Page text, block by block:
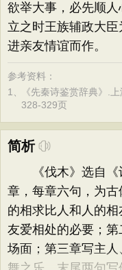
欲举大事，必先顺
立之时王族辅政大
进亲友情谊而作。
参考资料：
1、
《先秦诗鉴赏辞典》.
328-329页
简析
《伐木》选自《
章，每章六句，为
的相求比人和人的
友爱相处的必要；
场面；第三章写主